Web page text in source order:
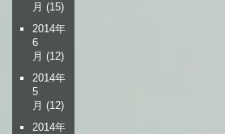
月 (15)
2014年
6
月 (12)
2014年
5
月 (12)
2014年